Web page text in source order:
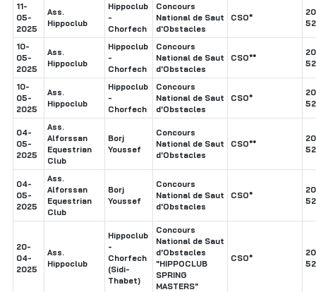
11-
05-
2025
Ass.
Hippoclub
Hippoclub
-
Chorfech
Concours
National de Saut
d'Obstacles
CSO*
10-
05-
2025
Ass.
Hippoclub
Hippoclub
-
Chorfech
Concours
National de Saut
d'Obstacles
CSO**
10-
05-
2025
Ass.
Hippoclub
Hippoclub
-
Chorfech
Concours
National de Saut
d'Obstacles
CSO*
04-
05-
2025
Ass.
Alforssan
Equestrian
Club
Borj
Youssef
Concours
National de Saut
d'Obstacles
CSO**
04-
05-
2025
Ass.
Alforssan
Equestrian
Club
Borj
Youssef
Concours
National de Saut
d'Obstacles
CSO*
20-
04-
2025
Ass.
Hippoclub
Hippoclub
-
Chorfech
(Sidi-
Thabet)
Concours
National de Saut
d'Obstacles
"HIPPOCLUB
SPRING
MASTERS"
CSO*